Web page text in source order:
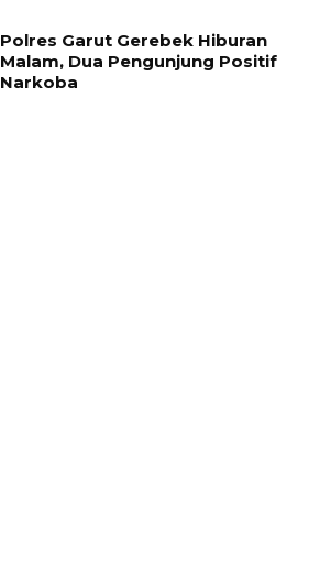
Polres Garut Gerebek Hiburan
Malam, Dua Pengunjung Positif
Narkoba